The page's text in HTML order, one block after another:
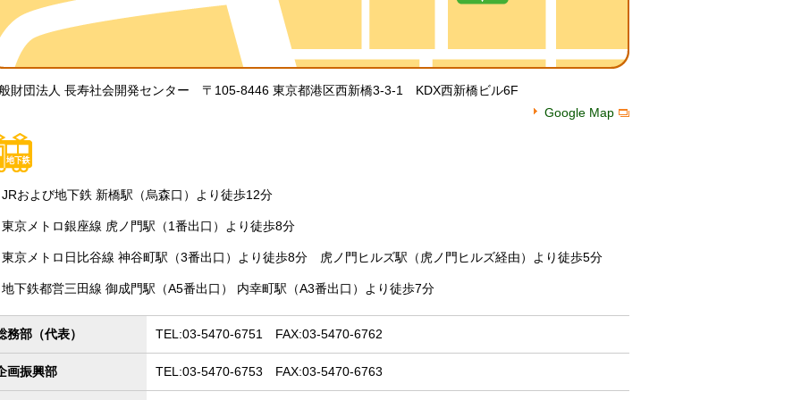
財団法人 長寿社会開発センター 〒105-8446 東京都港区西新橋3-3-1 KDX西新橋ビル6F
Google Map
JRおよび地下鉄 新橋駅（烏森口）より徒歩12分
東京メトロ銀座線 虎ノ門駅（1番出口）より徒歩8分
東京メトロ日比谷線 神谷町駅（3番出口）より徒歩8分 虎ノ門ヒルズ駅（虎ノ門ヒルズ経由）より徒歩5分
地下鉄都営三田線 御成門駅（A5番出口） 内幸町駅（A3番出口）より徒歩7分
務部（代表） TEL:03-5470-6751 FAX:03-5470-6762
画振興部 TEL:03-5470-6753 FAX:03-5470-6763